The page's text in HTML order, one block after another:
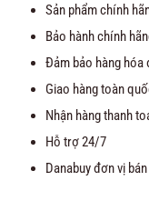
Sản phẩm chính
Bảo hành chính
Đảm bảo hàng hóa
Giao hàng toàn
Nhận hàng thanh
Hỗ trợ 24/7
Danabuy đơn vị